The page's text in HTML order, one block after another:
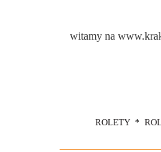
witamy na
ROLETY